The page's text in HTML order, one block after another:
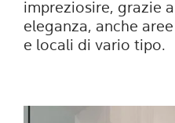
impreziosire, grazie
eleganza, anche
e locali di vario tipo.